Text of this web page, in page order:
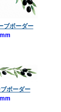
ブボーダー
ボーダー